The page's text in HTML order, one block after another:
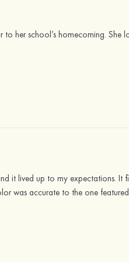
her school’s homecoming. She
it lived up to my expectations.
was accurate to the one